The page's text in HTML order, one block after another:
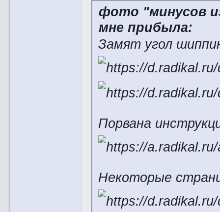
фото "минусов
мне прибыла:
Замят угол
Порвана
Некоторые